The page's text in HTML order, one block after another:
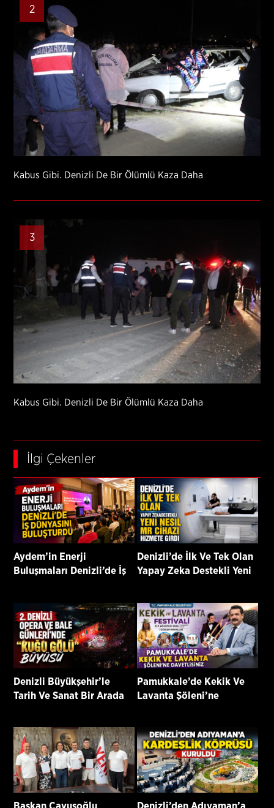
2
Kabus Gibi. Denizli De Bir Ölümlü Kaza Daha
3
Kabus Gibi. Denizli De Bir Ölümlü Kaza Daha
İlgi Çekenler
Aydem’in Enerji
Buluşmaları Denizli’de İş
Denizli’de İlk Ve Tek Olan
Yapay Zeka Destekli Yeni
Denizli Büyükşehir’le
Tarih Ve Sanat Bir Arada
Pamukkale’de Kekik Ve
Lavanta Şöleni’ne
Başkan Çavuşoğlu
Denizli’den Adıyaman’a